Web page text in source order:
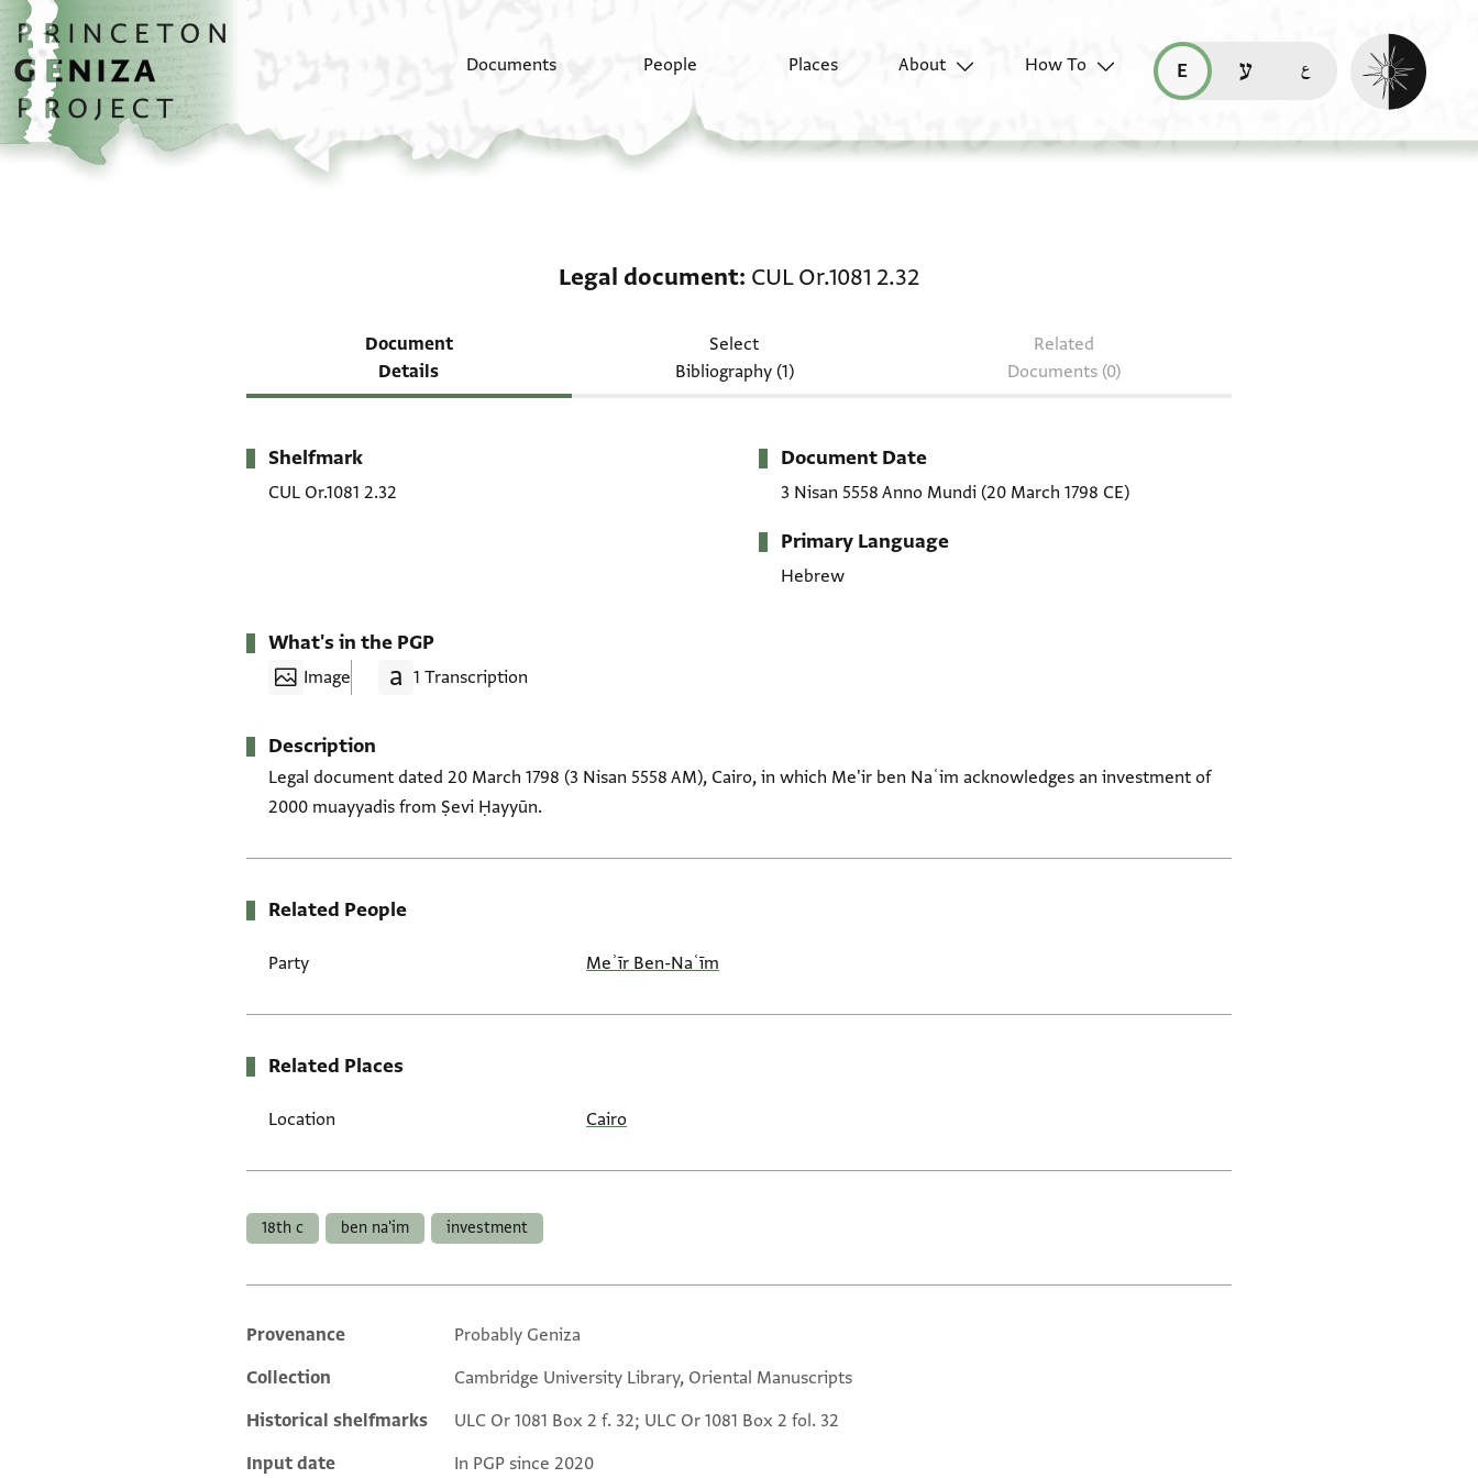
Skip to main content
home
Documents People Places About
How To
read this page in English (en)
קריאת העמוד ב-עברית (he)
Enable dark
Legal document CUL Or.1081 2.32
Document
Details
Select
Bibliography (1)
Related
Documents (0)
Metadata
Shelfmark
CUL Or.1081 2.32
Document Date
3 Nisan 5558 Anno Mundi (20 March 1798 CE)
Primary Language
Hebrew
What's in the PGP
Image 1 Transcription
Description
Legal document dated 20 March 1798 (3 Nisan 5558 AM), Cairo, in which Me'ir ben Naʿim acknowledges an investment of
2000 muayyadis from Ṣevi Ḥayyūn.
Related People
Party Meʾīr Ben-Naʿīm
Related Places
Location Cairo
18th c ben na'im investment
Additional metadata
Provenance
Probably Geniza
Collection
Cambridge University Library, Oriental Manuscripts
Historical shelfmarks
ULC Or 1081 Box 2 f. 32; ULC Or 1081 Box 2 fol. 32
Input date
In PGP since 2020